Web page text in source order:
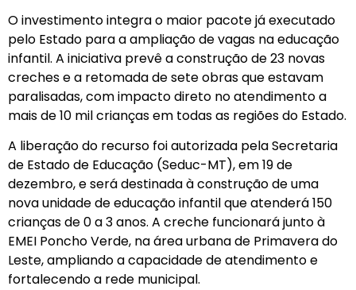
O investimento integra o maior pacote já executado
pelo Estado para a ampliação de vagas na educação
infantil. A iniciativa prevê a construção de 23 novas
creches e a retomada de sete obras que estavam
paralisadas, com impacto direto no atendimento a
mais de 10 mil crianças em todas as regiões do Estado.
A liberação do recurso foi autorizada pela Secretaria
de Estado de Educação (Seduc-MT), em 19 de
dezembro, e será destinada à construção de uma
nova unidade de educação infantil que atenderá 150
crianças de 0 a 3 anos. A creche funcionará junto à
EMEI Poncho Verde, na área urbana de Primavera do
Leste, ampliando a capacidade de atendimento e
fortalecendo a rede municipal.